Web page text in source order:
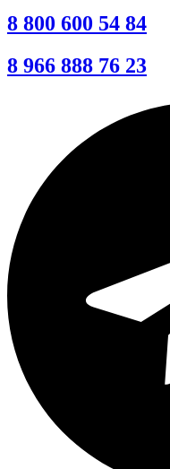
8 800 600 54 84
8 966 888 76 23